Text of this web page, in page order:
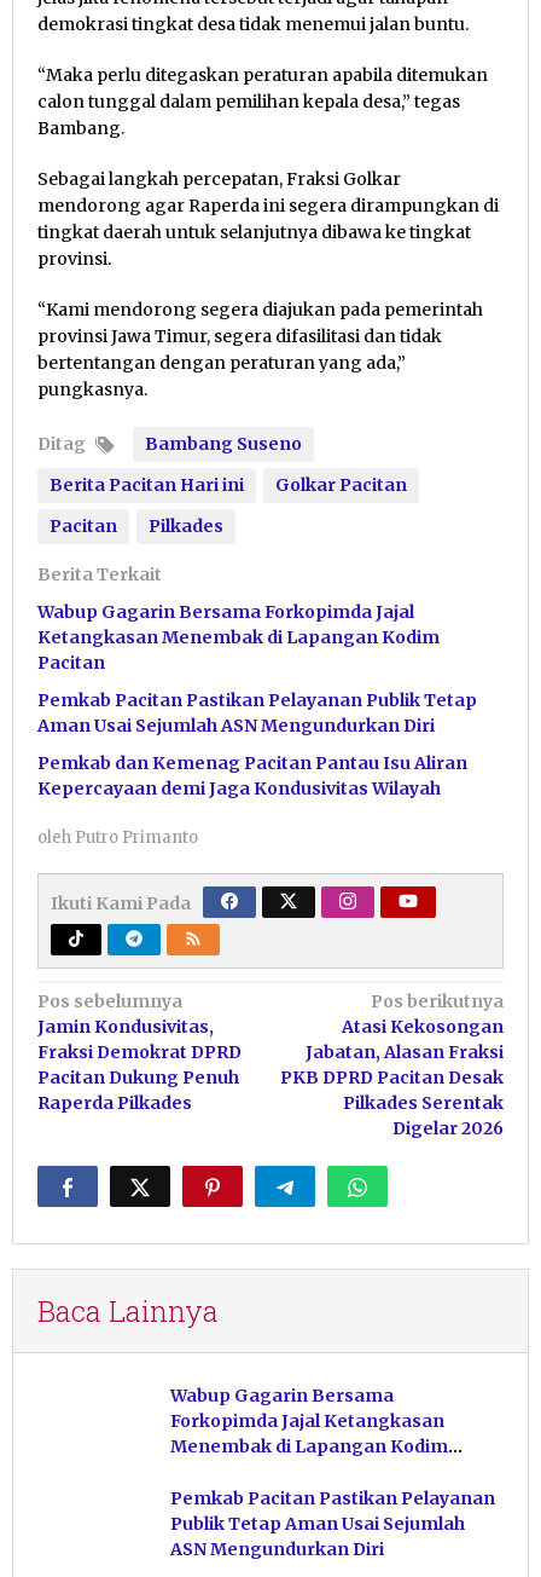
demokrasi tingkat desa tidak menemui jalan buntu.
“Maka perlu ditegaskan peraturan apabila ditemukan
calon tunggal dalam pemilihan kepala desa,” tegas
Bambang.
Sebagai langkah percepatan, Fraksi Golkar
mendorong agar Raperda ini segera dirampungkan di
tingkat daerah untuk selanjutnya dibawa ke tingkat
provinsi.
“Kami mendorong segera diajukan pada pemerintah
provinsi Jawa Timur, segera difasilitasi dan tidak
bertentangan dengan peraturan yang ada,”
pungkasnya.
Ditag
Bambang Suseno
Berita Pacitan Hari ini
Golkar Pacitan
Pacitan
Pilkades
Berita Terkait
Wabup Gagarin Bersama Forkopimda Jajal
Ketangkasan Menembak di Lapangan Kodim
Pacitan
Pemkab Pacitan Pastikan Pelayanan Publik Tetap
Aman Usai Sejumlah ASN Mengundurkan Diri
Pemkab dan Kemenag Pacitan Pantau Isu Aliran
Kepercayaan demi Jaga Kondusivitas Wilayah
oleh Putro Primanto
Ikuti Kami Pada
Navigasi
pos
Pos sebelumnya
Jamin Kondusivitas,
Fraksi Demokrat DPRD
Pacitan Dukung Penuh
Raperda Pilkades
Pos berikutnya
Atasi Kekosongan
Jabatan, Alasan Fraksi
PKB DPRD Pacitan Desak
Pilkades Serentak
Digelar 2026
Baca Lainnya
Wabup Gagarin Bersama
Forkopimda Jajal Ketangkasan
Menembak di Lapangan Kodim
Pemkab Pacitan Pastikan Pelayanan
Publik Tetap Aman Usai Sejumlah
ASN Mengundurkan Diri